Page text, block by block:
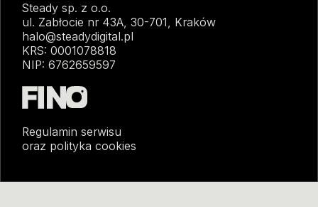
Steady sp. z o.o.
ul. Zabłocie nr 43A, 30-701, Kraków
halo@steadydigital.pl
KRS: 0001078818
NIP: 6762659597
Regulamin serwisu
oraz polityka cookies